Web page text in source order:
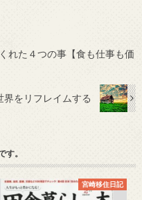
れた４つの事【食も仕事も価
界をリフレイムする
す。
宮崎移住日記